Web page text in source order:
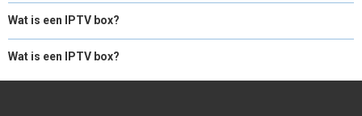
Wat is een IPTV box?
Wat is een IPTV box?